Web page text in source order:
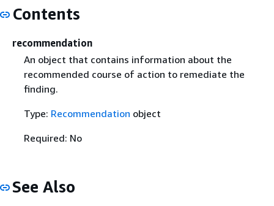
Contents
recommendation
An object that contains information about the
recommended course of action to remediate the
finding.
Type: Recommendation object
Required: No
See Also